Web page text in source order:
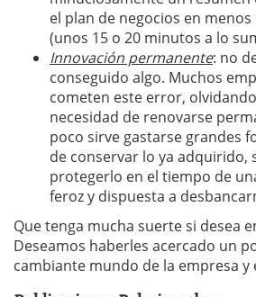
el plan de negocios en
(unos 15 o 20 minutos a lo
Innovación permanente: no
conseguido algo. Muchos
cometen este error,
necesidad de renovarse
poco sirve gastarse grandes
de conservar lo ya adquirido,
protegerlo en el tiempo de
feroz y dispuesta a
Que tenga mucha suerte si desea
Deseamos haberles acercado un
cambiante mundo de la empresa